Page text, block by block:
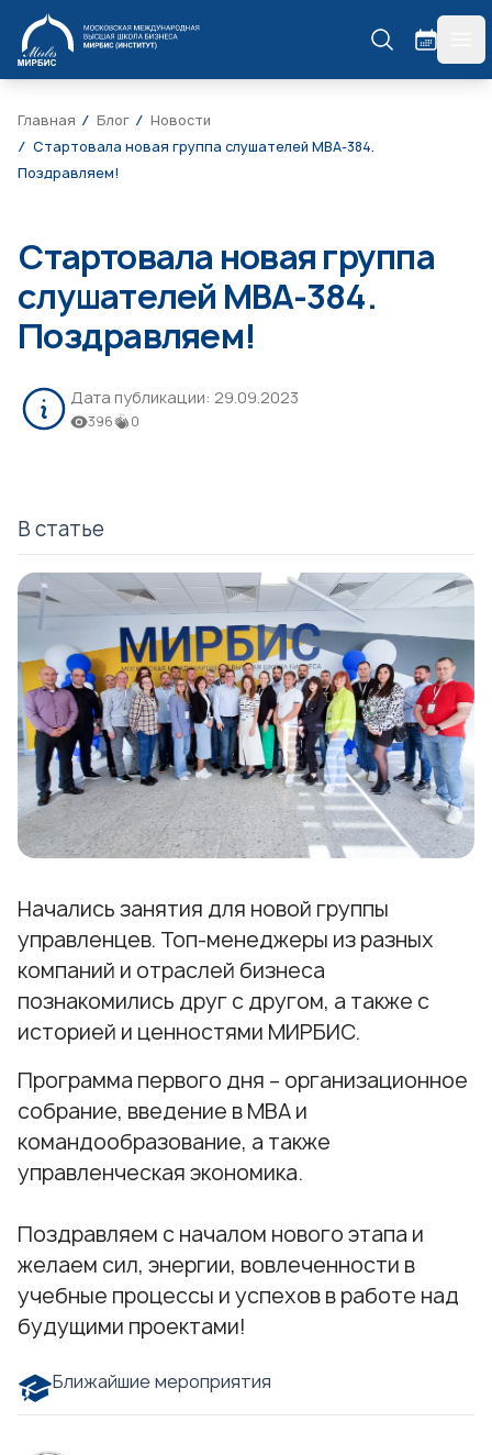
МИРБИС
Главная Блог
Новости
Стартовала новая группа слушателей МВА-384.
Поздравляем!
Стартовала новая группа
слушателей МВА-384.
Поздравляем!
Дата публикации: 29.09.2023
396 0
В статье
Начались занятия для новой группы
управленцев. Топ-менеджеры из разных
компаний и отраслей бизнеса
познакомились друг с другом, а также с
историей и ценностями МИРБИС.
Программа первого дня – организационное
собрание, введение в МВА и
командообразование, а также
управленческая экономика.
Поздравляем с началом нового этапа и
желаем сил, энергии, вовлеченности в
учебные процессы и успехов в работе над
будущими проектами!
Ближайшие мероприятия